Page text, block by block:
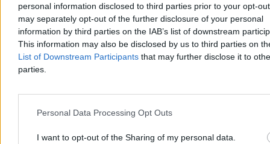
personal information disclosed to third parties prior to your opt-
may separately opt-out of the further disclosure of your personal
information by third parties on the IAB’s list of downstream
This information may also be disclosed by us to third parties on
List of Downstream Participants that may further disclose it to
parties.
Personal Data Processing Opt Outs
I want to opt-out of the Sharing of my personal data.